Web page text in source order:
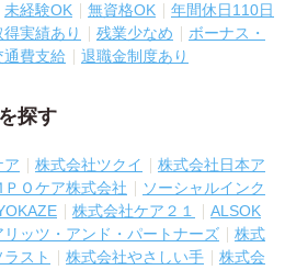
未経験OK 無資格OK
年間休日110日
実績あり 残業少なめ
ボーナス・
通費支給 退職金制度あり
探す
ア 株式会社ツクイ
株式会社日本ア
ＰＯケア株式会社
ソーシャルインク
株式会社ケア２１
ALSOK
ッツ・アンド・パートナーズ
株式
スト 株式会社やさしい手
株式会